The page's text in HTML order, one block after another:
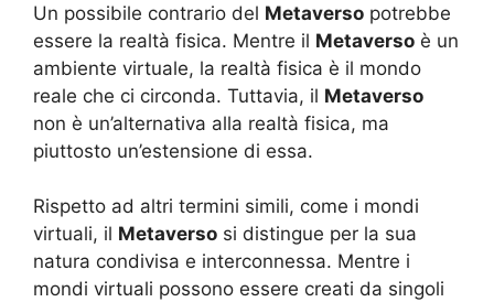
Un possibile contrario del Metaverso potrebbe
essere la realtà fisica. Mentre il Metaverso è un
ambiente virtuale, la realtà fisica è il mondo
reale che ci circonda. Tuttavia, il Metaverso
non è un’alternativa alla realtà fisica, ma
piuttosto un’estensione di essa.
Rispetto ad altri termini simili, come i mondi
virtuali, il Metaverso si distingue per la sua
natura condivisa e interconnessa. Mentre i
mondi virtuali possono essere creati da singoli